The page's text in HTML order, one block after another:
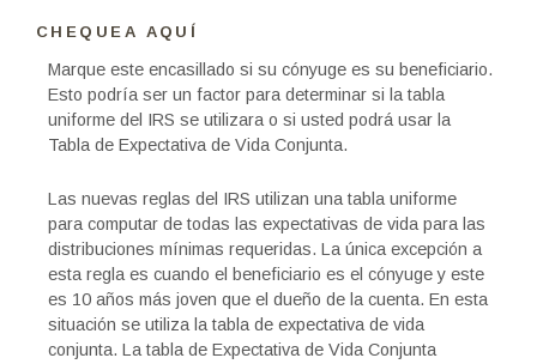
CHEQUEA AQUÍ
Marque este encasillado si su cónyuge es su beneficiario.
Esto podría ser un factor para determinar si la tabla
uniforme del IRS se utilizara o si usted podrá usar la
Tabla de Expectativa de Vida Conjunta.
Las nuevas reglas del IRS utilizan una tabla uniforme
para computar de todas las expectativas de vida para las
distribuciones mínimas requeridas. La única excepción a
esta regla es cuando el beneficiario es el cónyuge y este
es 10 años más joven que el dueño de la cuenta. En esta
situación se utiliza la tabla de expectativa de vida
conjunta. La tabla de Expectativa de Vida Conjunta